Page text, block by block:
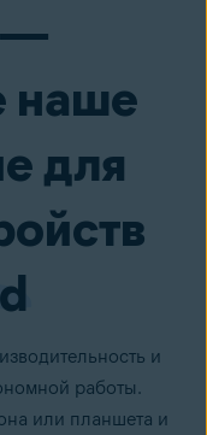
—
наше
для
и
работы.
или планшета и